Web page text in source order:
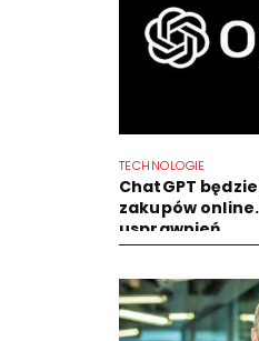
TECHNOLOGIE
ChatGPT
zakupów
usprawnień